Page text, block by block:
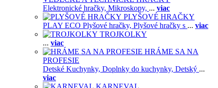
Elektronické hračky, Mikroskopy, ... viac
PLYŠOVÉ HRAČKY
PLAY ECO Plyšové hračky, Plyšové hračky s ... viac
TROJKOLKY
... viac
HRÁME SA NA
PROFESIE
Detské Kuchynky, Doplnky do kuchynky, Detský ...
viac
KARNEVAL